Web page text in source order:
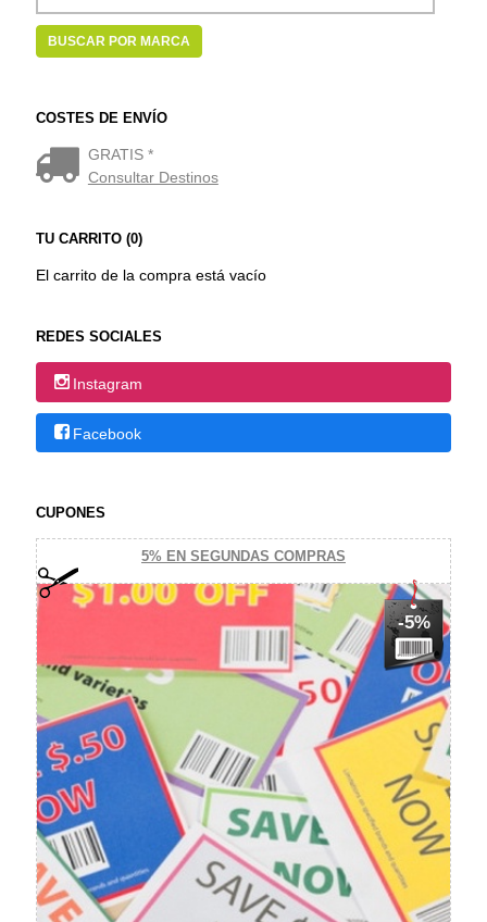
COSTES DE ENVÍO
GRATIS *
Consultar Destinos
TU CARRITO (0)
El carrito de la compra está vacío
REDES SOCIALES
Instagram
Facebook
CUPONES
5% EN SEGUNDAS COMPRAS
-5%